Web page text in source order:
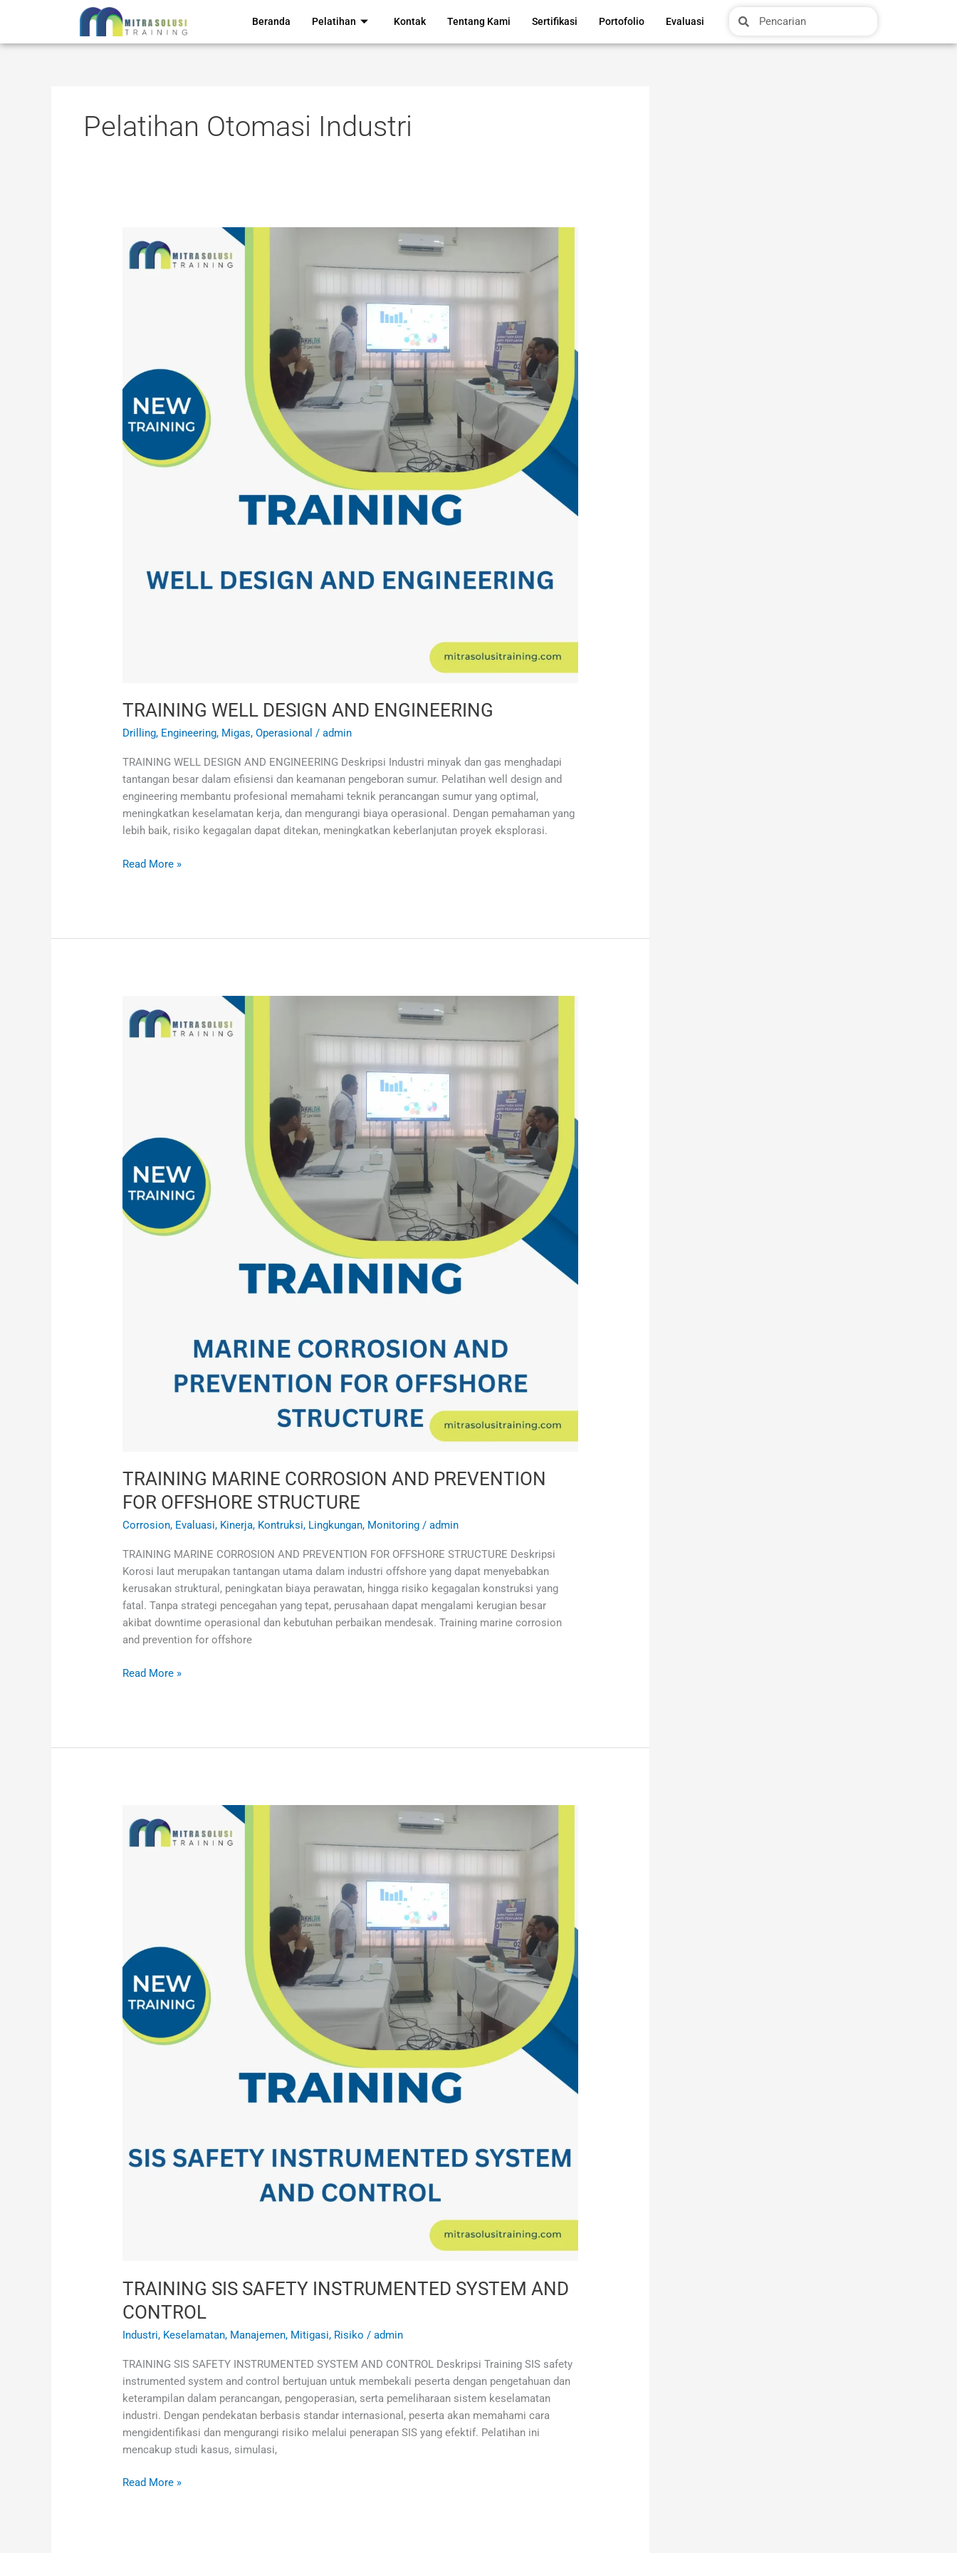
content
Beranda Pelatihan Kontak Tentang Kami Sertifikasi Portofolio Evaluasi SearchSearch
Pelatihan Otomasi Industri
TRAINING WELL DESIGN AND ENGINEERING
Drilling, Engineering, Migas,Operasional /admin
TRAINING WELL DESIGN AND ENGINEERING Deskripsi Industri minyak dan gas menghadapi
tantangan besar dalam efisiensi dan keamanan pengeboran sumur. Pelatihan well design and
engineering membantu profesional memahami teknik perancangan sumur yang optimal,
meningkatkan keselamatan kerja, dan mengurangi biaya operasional. Dengan pemahaman yang
lebih baik, risiko kegagalan dapat ditekan, meningkatkan keberlanjutan proyek eksplorasi.
WELL
DESIGN
Read More »
TRAINING MARINE CORROSION AND PREVENTION
FOR OFFSHORE STRUCTURE
Corrosion, Evaluasi, Kinerja, Kontruksi, Lingkungan, Monitoring /admin
TRAINING MARINE CORROSION AND PREVENTION FOR OFFSHORE STRUCTURE Deskripsi
Korosi laut merupakan tantangan utama dalam industri offshore yang dapat menyebabkan
kerusakan struktural, peningkatan biaya perawatan, hingga risiko kegagalan konstruksi yang
fatal. Tanpa strategi pencegahan yang tepat, perusahaan dapat mengalami kerugian besar
akibat downtime operasional dan kebutuhan perbaikan mendesak. Training marine corrosion
and prevention for offshore
MARINE
CORROSION
Read More »
TRAINING SIS SAFETY INSTRUMENTED SYSTEM AND
CONTROL
Industri, Keselamatan, Manajemen, Mitigasi, Risiko /admin
TRAINING SIS SAFETY INSTRUMENTED SYSTEM AND CONTROL Deskripsi Training SIS safety
instrumented system and control bertujuan untuk membekali peserta dengan pengetahuan dan
keterampilan dalam perancangan, pengoperasian, serta pemeliharaan sistem keselamatan
industri. Dengan pendekatan berbasis standar internasional, peserta akan memahami cara
mengidentifikasi dan mengurangi risiko melalui penerapan SIS yang efektif. Pelatihan ini
mencakup studi kasus, simulasi,
SIS
SAFETY
Read More »